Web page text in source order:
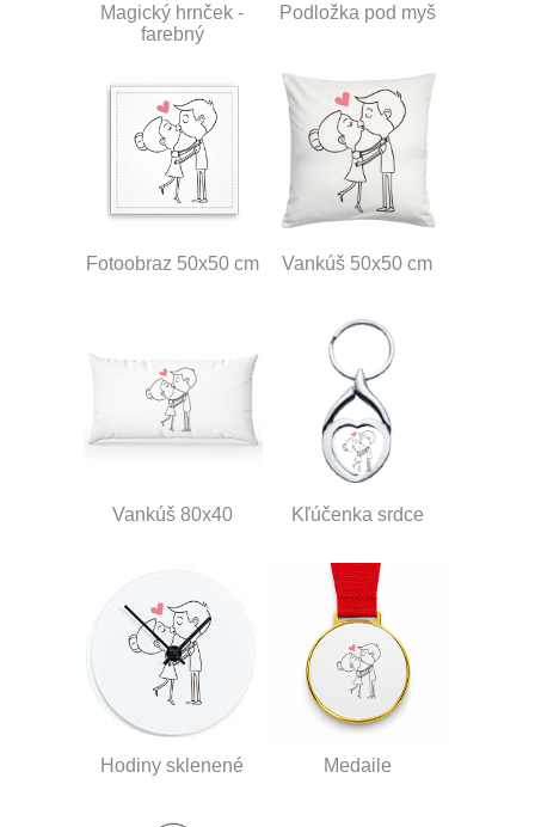
Magický hrnček -
farebný
Podložka pod myš
Fotoobraz 50x50 cm Vankúš 50x50 cm
Vankúš 80x40 Kľúčenka srdce
Hodiny sklenené Medaile